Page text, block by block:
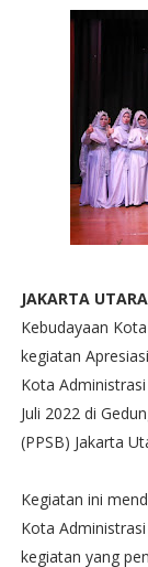
JAKARTA
Kebudayaan
kegiatan
Kota
Juli 2022 di
(PPSB) Jakarta
Kegiatan ini
Kota
kegiatan yang